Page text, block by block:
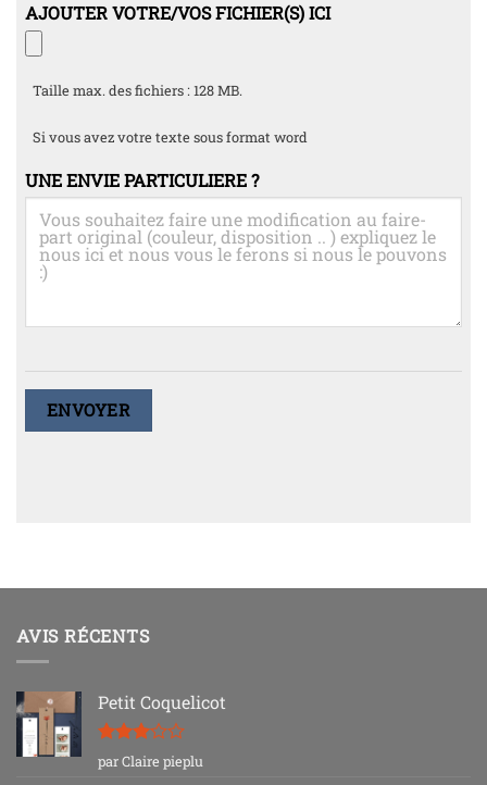
AJOUTER VOTRE/VOS FICHIER(S) ICI
Taille max. des fichiers : 128 MB.
Si vous avez votre texte sous format word
UNE ENVIE PARTICULIERE ?
AVIS RÉCENTS
Petit Coquelicot
Note3
sur 5
par Claire pieplu